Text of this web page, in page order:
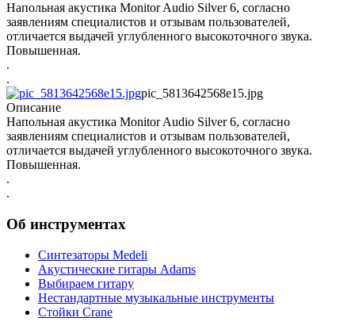
Напольная акустика Monitor Audio Silver 6, согласно
заявлениям специалистов и отзывам пользователей,
отличается выдачей углубленного высокоточного звука.
Повышенная.
.
.
pic_5813642568e15.jpg
Описание
Напольная акустика Monitor Audio Silver 6, согласно
заявлениям специалистов и отзывам пользователей,
отличается выдачей углубленного высокоточного звука.
Повышенная.
.
.
Об инструментах
Синтезаторы Мedeli
Акустические гитары Adams
Выбираем гитару
Нестандартные музыкальные инструменты
Стойки Crane